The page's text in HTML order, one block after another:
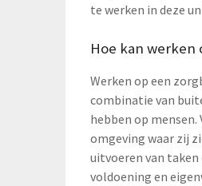
te werken in deze
Hoe kan
Werken op een
combinatie van
hebben op
omgeving waar zij
uitvoeren van taken
voldoening en